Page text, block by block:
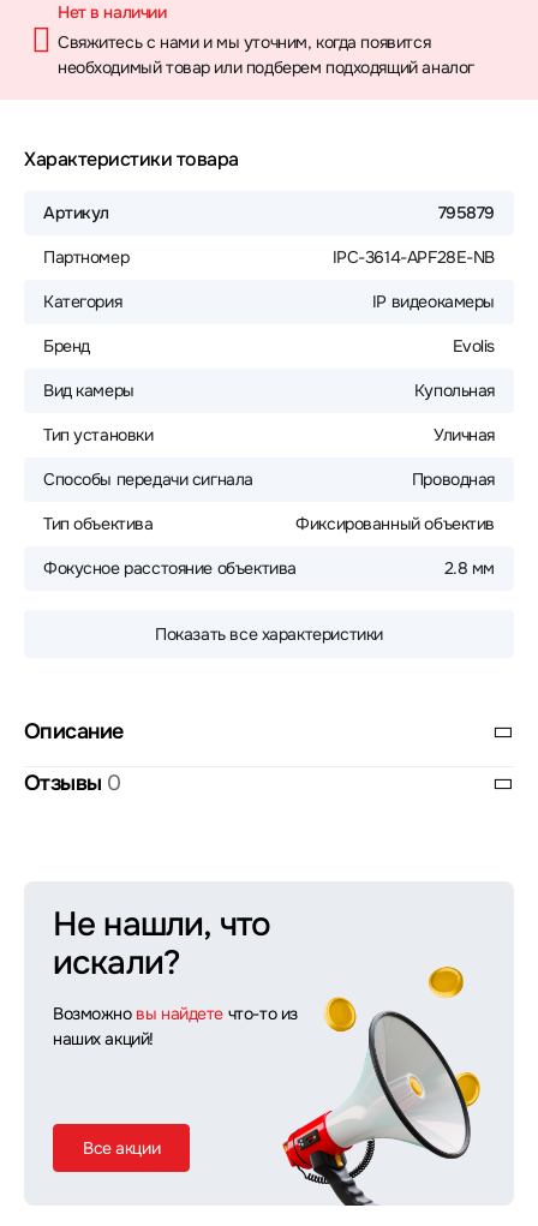
Нет в наличии
Свяжитесь с нами и мы уточним, когда появится
необходимый товар или подберем подходящий аналог
Характеристики товара
Артикул 795879
Партномер IPC-3614-APF28E-NB
Категория IP видеокамеры
Бренд Evolis
Вид камеры Купольная
Тип установки Уличная
Способы передачи сигнала Проводная
Тип объектива Фиксированный объектив
Фокусное расстояние объектива 2.8 мм
Показать все характеристики
Описание
Отзывы 0
Не нашли, что
искали?
Возможно вы найдете что-то из
наших акций!
Все акции